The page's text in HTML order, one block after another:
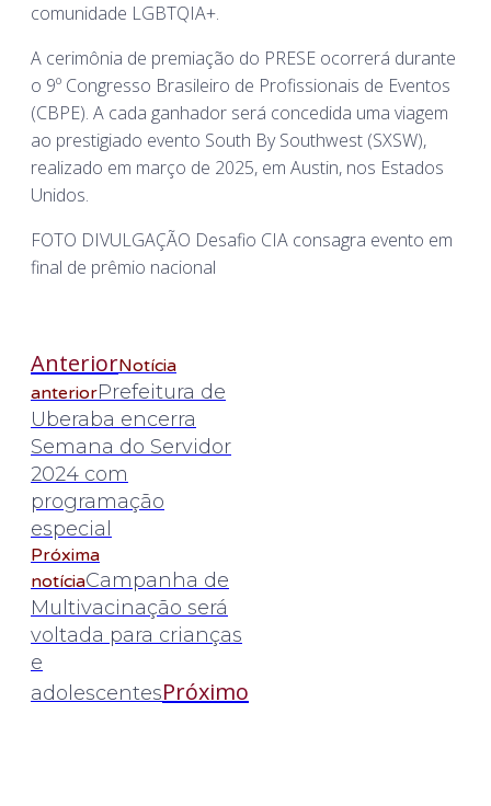
comunidade LGBTQIA+.
A cerimônia de premiação do PRESE ocorrerá durante
o 9º Congresso Brasileiro de Profissionais de Eventos
(CBPE). A cada ganhador será concedida uma viagem
ao prestigiado evento South By Southwest (SXSW),
realizado em março de 2025, em Austin, nos Estados
Unidos.
FOTO DIVULGAÇÃO Desafio CIA consagra evento em
final de prêmio nacional
AnteriorNotícia
anteriorPrefeitura de
Uberaba encerra
Semana do Servidor
2024 com
programação
especial
Próxima
notíciaCampanha de
Multivacinação será
voltada para crianças
e
adolescentesPróximo